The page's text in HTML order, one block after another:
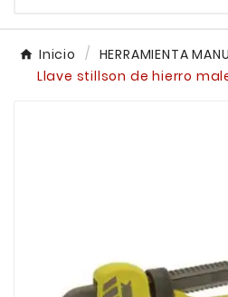
Inicio HERRAMIENTA
Llave stillson de hierro